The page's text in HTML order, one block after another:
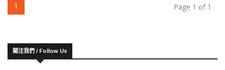
1 Page 1 of 1
關注我們 / Follow Us